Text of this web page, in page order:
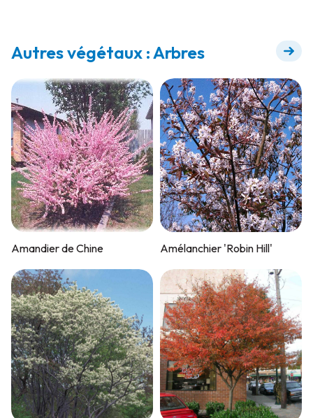
Autres végétaux : Arbres
Amandier de Chine Amélanchier 'Robin Hill'